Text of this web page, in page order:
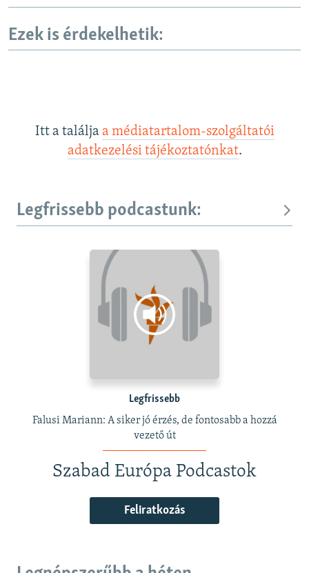
Ezek is érdekelhetik:
Itt a találja a médiatartalom-szolgáltatói
adatkezelési tájékoztatónkat.
Legfrissebb podcastunk:
Legfrissebb
Falusi Mariann: A siker jó érzés, de fontosabb a hozzá
vezető út
Szabad Európa Podcastok
Feliratkozás